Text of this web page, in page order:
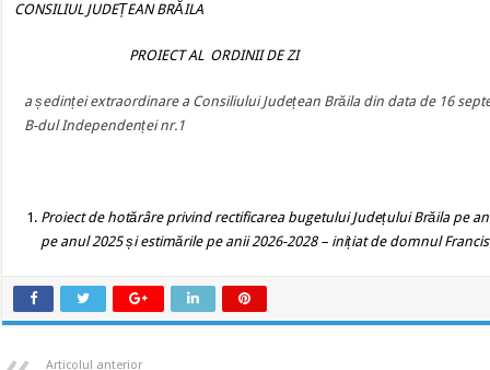
JUDEȚEAN BRĂILA
AL ORDINII DE ZI
a ședinței extraordinare a Consiliului Județean Brăila din data de 16
B-dul Independenței nr.1
Proiect de hotărâre privind rectificarea bugetului Județului Brăila pe
pe anul 2025 și estimările pe anii 2026-2028 – inițiat de domnul
Articolul anterior